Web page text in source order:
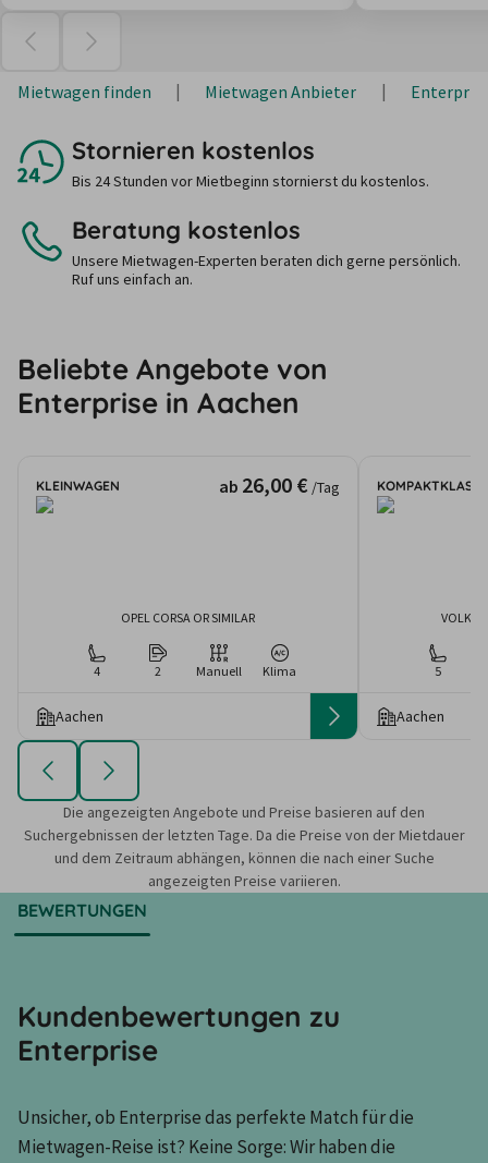
Mietwagen finden Mietwagen Anbieter
Stornieren kostenlos
Bis 24 Stunden vor Mietbeginn stornierst du kostenlos.
Beratung kostenlos
Unsere Mietwagen-Experten beraten dich gerne persönlich.
Ruf uns einfach an.
Beliebte Angebote von
Enterprise in Aachen
KLEINWAGEN ab 26,00 € /Tag
OPEL CORSA OR SIMILAR
4 2 Manuell Klima
Aachen
KOMPAKTKLASSE
5
Aachen
Die angezeigten Angebote und Preise basieren auf den
Suchergebnissen der letzten Tage. Da die Preise von der Mietdauer
und dem Zeitraum abhängen, können die nach einer Suche
angezeigten Preise variieren.
BEWERTUNGEN
Kundenbewertungen zu
Enterprise
Unsicher, ob Enterprise das perfekte Match für die
Mietwagen-Reise ist? Keine Sorge: Wir haben die